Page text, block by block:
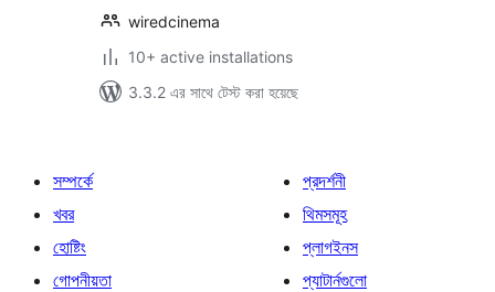
wiredcinema
10+ active installations
3.3.2 এর সাথে টেস্ট করা হয়েছে
সম্পর্কে
খবর
হোষ্টিং
গোপনীয়তা
প্রদর্শনী
থিমসমূহ
প্লাগইনস
প্যাটার্নগুলো